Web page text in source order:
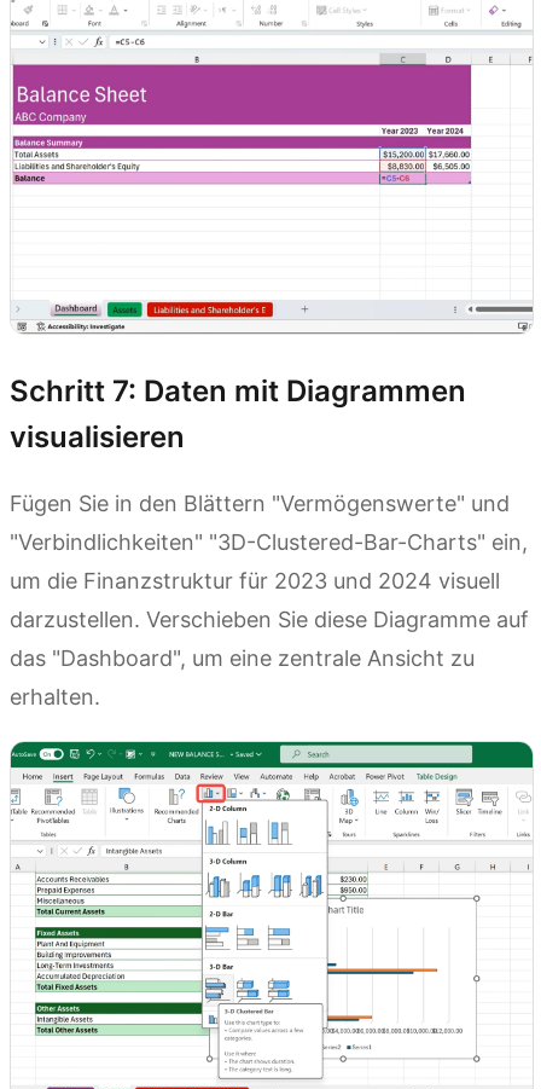
Schritt 7: Daten mit Diagrammen
visualisieren
Fügen Sie in den Blättern "Vermögenswerte" und
"Verbindlichkeiten" "3D-Clustered-Bar-Charts" ein,
um die Finanzstruktur für 2023 und 2024 visuell
darzustellen. Verschieben Sie diese Diagramme auf
das "Dashboard", um eine zentrale Ansicht zu
erhalten.